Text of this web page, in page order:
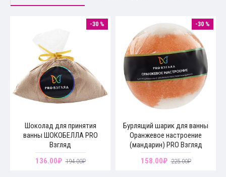
-30 %
Шоколад для принятия
ванны ШОКОБЕЛЛА PRO
Взгляд
136.00₽ 194.00₽
-30 %
Бурлящий шарик для ванны
Оранжевое настроение
(мандарин) PRO Взгляд
158.00₽ 225.00₽